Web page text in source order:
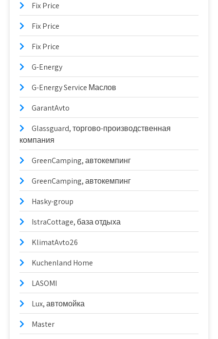
Fix Price
Fix Price
Fix Price
G-Energy
G-Energy Service Маслов
GarantAvto
Glassguard, торгово-производственная
компания
GreenCamping, автокемпинг
GreenCamping, автокемпинг
Hasky-group
IstraCottage, база отдыха
KlimatAvto26
Kuchenland Home
LASOMI
Lux, автомойка
Master